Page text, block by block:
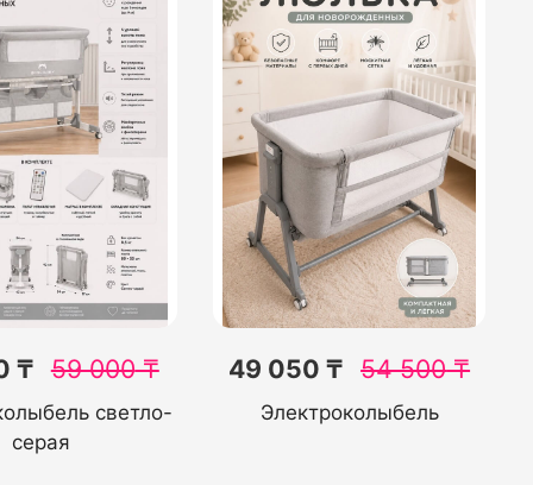
₸ 59 000₸
светло-
серая
49 050 ₸ 54 500₸
Электроколыбель